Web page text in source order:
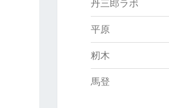
丹三郎ラボ
平原
籾木
馬登